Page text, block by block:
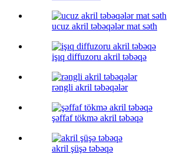
ucuz akril təbəqələr mat səth
işıq diffuzoru akril təbəqə
rəngli akril təbəqələr
şəffaf tökmə akril təbəqə
akril şüşə təbəqə